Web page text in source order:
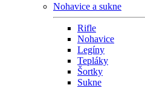
Nohavice a sukne
Rifle
Nohavice
Legíny
Tepláky
Šortky
Sukne